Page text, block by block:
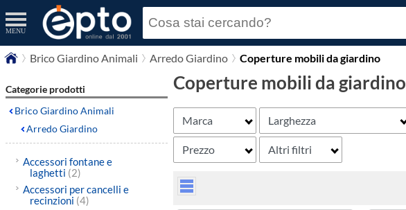
MENU
Brico Giardino Animali Arredo Giardino Coperture mobili da giardino
Categorie prodotti
Brico Giardino Animali
Arredo Giardino
Accessori fontane e
laghetti (2)
Accessori per cancelli e
recinzioni (4)
Coperture mobili da giardino
Marca Larghezza
Prezzo Altri filtri